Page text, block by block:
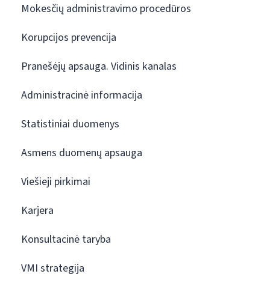
Mokesčių administravimo procedūros
Korupcijos prevencija
Pranešėjų apsauga. Vidinis kanalas
Administracinė informacija
Statistiniai duomenys
Asmens duomenų apsauga
Viešieji pirkimai
Karjera
Konsultacinė taryba
VMI strategija